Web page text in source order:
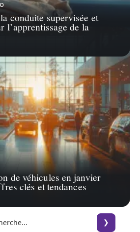
conduite supervisée et
l’apprentissage de la
de véhicules en janvier
clés et tendances